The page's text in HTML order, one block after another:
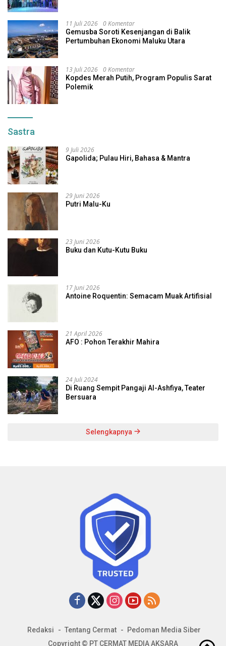
11 Juli 2026 0 Komentar
Gemusba Soroti Kesenjangan di Balik
Pertumbuhan Ekonomi Maluku Utara
13 Juli 2026 0 Komentar
Kopdes Merah Putih, Program Populis Sarat
Polemik
Sastra
9 Juli 2026
Gapolida; Pulau Hiri, Bahasa & Mantra
29 Juni 2026
Putri Malu-Ku
23 Juni 2026
Buku dan Kutu-Kutu Buku
17 Juni 2026
Antoine Roquentin: Semacam Muak Artifisial
21 April 2026
AFO : Pohon Terakhir Mahira
24 Juli 2024
Di Ruang Sempit Pangaji Al-Ashfiya, Teater
Bersuara
Selengkapnya
Redaksi Tentang Cermat
Pedoman Media Siber
Copyright © PT CERMAT MEDIA AKSARA